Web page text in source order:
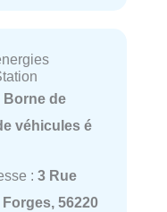
Borne de
véhicules é
: 3 Rue
56220